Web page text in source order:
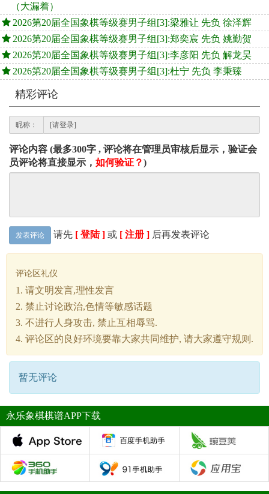
（大漏着）
2026第20届全国象棋等级赛男子组[3]:梁雅让 先负 徐泽辉
2026第20届全国象棋等级赛男子组[3]:郑奕宸 先负 姚勤贺
2026第20届全国象棋等级赛男子组[3]:李彦阳 先负 解龙昊
2026第20届全国象棋等级赛男子组[3]:杜宁 先负 李秉臻
精彩评论
昵称：
评论内容 (最多300字 , 评论将在管理员审核后显示，验证会
员评论将直接显示， 如何验证？)
发表评论 请先 [ 登陆 ] 或 [ 注册 ] 后再发表评论
评论区礼仪
1. 请文明发言,理性发言
2. 禁止讨论政治,色情等敏感话题
3. 不进行人身攻击, 禁止互相辱骂.
4. 评论区的良好环境要靠大家共同维护, 请大家遵守规则.
暂无评论
永乐象棋棋谱APP下载